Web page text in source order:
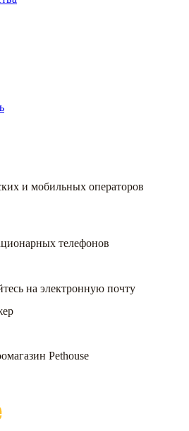
и мобильных операторов
телефонов
на электронную почту
Pethouse